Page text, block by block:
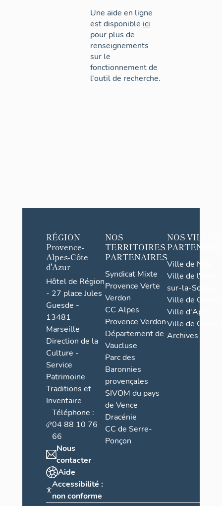
Une aide en ligne
est disponible ici
pour plus de
renseignements
sur le
fonctionnement de
l'outil de recherche.
RÉGION
Provence-
Alpes-Côte
d'Azur
Hôtel de Région
- 27 place Jules
Guesde -
13481
Marseille
Direction de la
Culture -
Service
Patrimoine
Traditions et
Inventaire
Téléphone :
04 88 10 76
66
Nous
contacter
Aide
Accessibilité :
non conforme
NOS
TERRITOIRES
PARTENAIRES
Syndicat Mixte
Provence Verte
Verdon
CC Alpes
Provence Verdon
Département de
Vaucluse
Parc des
Baronnies
provençales
SIVOM du pays
de Vence
Dracénie
CC de Serre-
Ponçon
NOS VILLES
Ville de Nice
Ville de l'Isle-
sur-la-Sorgue
Ville de Grasse
Ville d'Apt
Ville de
Archives